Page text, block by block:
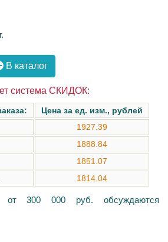
В каталог
система СКИДОК:
Цена за ед. изм., рублей
1927.39
1888.84
1851.07
1814.04
от 300 000 руб. обсуждаются